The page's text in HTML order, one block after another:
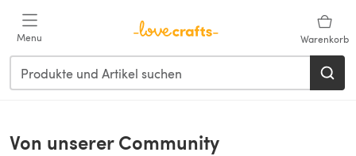
Menu Warenkorb
Von unserer Community